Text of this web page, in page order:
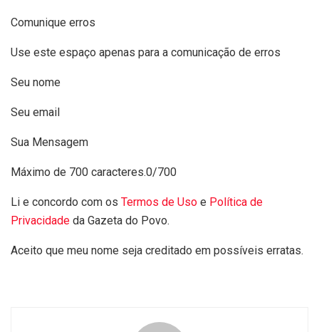
Comunique erros
Use este espaço apenas para a comunicação de erros
Seu nome
Seu email
Sua Mensagem
Máximo de 700 caracteres.0/700
Li e concordo com os Termos de Uso e Política de
Privacidade da Gazeta do Povo.
Aceito que meu nome seja creditado em possíveis erratas.